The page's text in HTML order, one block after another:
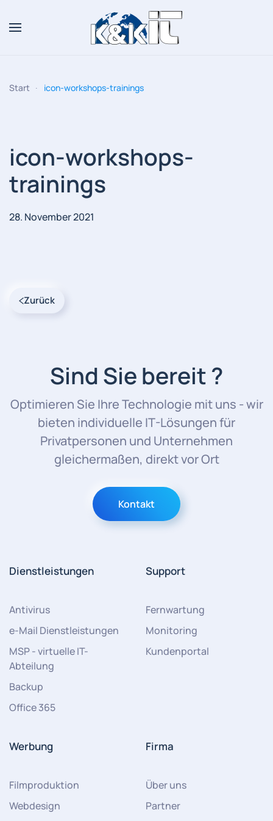
Zum Hauptinhalt springen
Start icon-workshops-trainings
icon-workshops-
trainings
28. November 2021
Zurück
Sind Sie bereit ?
Optimieren Sie Ihre Technologie mit uns - wir
bieten individuelle IT-Lösungen für
Privatpersonen und Unternehmen
gleichermaßen, direkt vor Ort
Kontakt
Dienstleistungen
Antivirus
e-Mail Dienstleistungen
MSP - virtuelle IT-
Abteilung
Backup
Office 365
Support
Fernwartung
Monitoring
Kundenportal
Werbung
Filmproduktion
Webdesign
Firma
Über uns
Partner